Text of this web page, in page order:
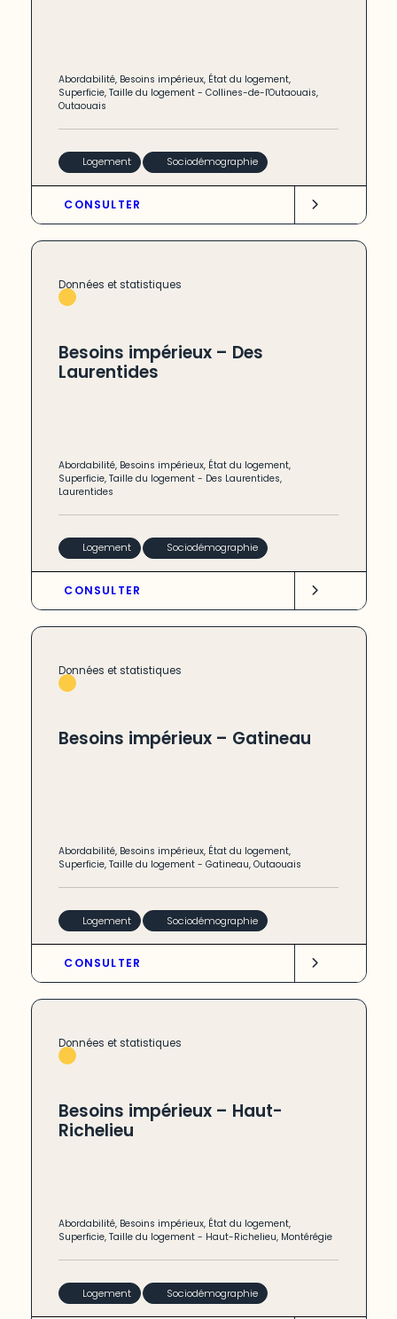
Abordabilité, Besoins impérieux, État du logement,
Superficie,Taille du logement -Collines-de-l'Outaouais,
Outaouais
Logement Sociodémographie
CONSULTER
Données et statistiques
Besoins impérieux – Des
Laurentides
Abordabilité, Besoins impérieux, État du logement,
Superficie,Taille du logement - Des Laurentides,
Laurentides
Logement Sociodémographie
CONSULTER
Données et statistiques
Besoins impérieux – Gatineau
Abordabilité, Besoins impérieux, État du logement,
Superficie,Taille du logement -Gatineau,Outaouais
Logement Sociodémographie
CONSULTER
Données et statistiques
Besoins impérieux – Haut-
Richelieu
Abordabilité, Besoins impérieux, État du logement,
Superficie,Taille du logement - Haut-Richelieu, Montérégie
Logement Sociodémographie